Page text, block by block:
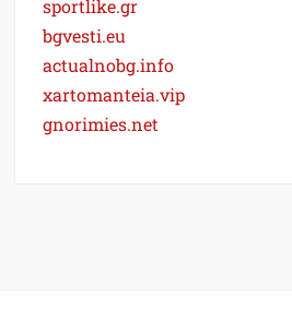
sportlike.gr
bgvesti.eu
actualnobg.info
xartomanteia.vip
gnorimies.net